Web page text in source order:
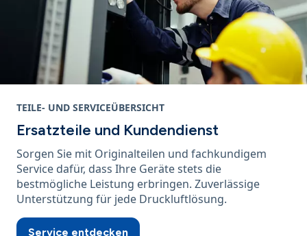
TEILE- UND SERVICEÜBERSICHT
Ersatzteile und Kundendienst
Sorgen Sie mit Originalteilen und fachkundigem
Service dafür, dass Ihre Geräte stets die
bestmögliche Leistung erbringen. Zuverlässige
Unterstützung für jede Druckluftlösung.
Service entdecken